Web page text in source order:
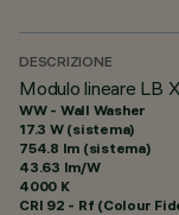
DESCRIZIONE
Modulo lineare LB
WW - Wall Washer
17.3 W (sistema)
754.8 lm (sistema)
43.63 lm/W
4000 K
CRI 92 - Rf (Colour